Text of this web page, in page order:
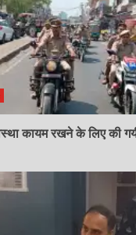
कायम रखने के लिए की